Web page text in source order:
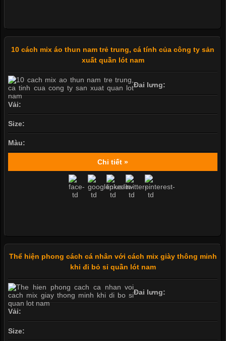
10 cách mix áo thun nam trẻ trung, cá tính của công ty sản
xuất quần lót nam
Đai lưng:
Vải:
Size:
Màu:
Chi tiết »
Thể hiện phong cách cá nhân với cách mix giày thông minh
khi đi bỏ sỉ quần lót nam
Đai lưng:
Vải:
Size: